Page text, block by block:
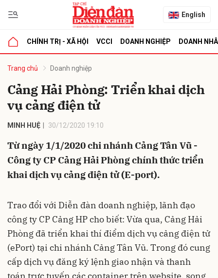
English
CHÍNH TRỊ - XÃ HỘI VCCI DOANH NGHIỆP DOANH
Trang chủ Doanh nghiệp
Cảng Hải Phòng: Triển khai dịch
vụ cảng điện tử
MINH HUỆ 30/12/2020 19:10
Từ ngày 1/1/2020 chi nhánh Cảng Tân Vũ -
Công ty CP Cảng Hải Phòng chính thức triển
khai dịch vụ cảng điện tử (E-port).
Trao đổi với Diễn đàn doanh nghiệp, lãnh đạo
công ty CP Cảng HP cho biết: Vừa qua, Cảng Hải
Phòng đã triển khai thí điểm dịch vụ cảng điện tử
(ePort) tại chi nhánh Cảng Tân Vũ. Trong đó cung
cấp dịch vụ đăng ký lệnh giao nhận và thanh
luận
Hủy